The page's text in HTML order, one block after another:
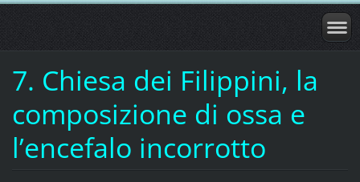
7. Chiesa dei Filippini, la
composizione di ossa e
l’encefalo incorrotto